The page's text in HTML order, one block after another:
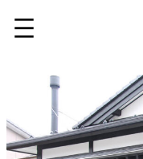
ス
キ